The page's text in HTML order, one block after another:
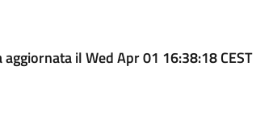
aggiornata il Wed Apr 01 16:38:18